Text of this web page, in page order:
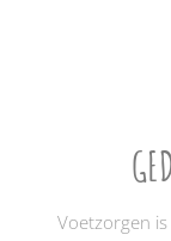
Voetzorgen